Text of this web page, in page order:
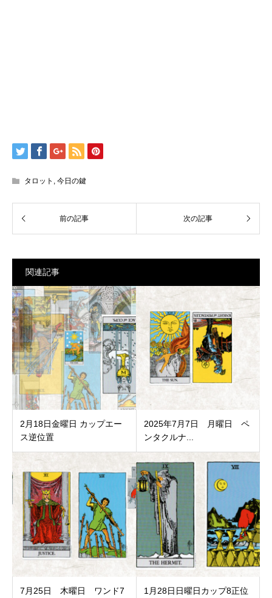
タロット , 今日の鍵
関連記事
2月18日金曜日 カップエー
ス逆位置
2025年7月7日 月曜日 ペ
ンタクルナ...
7月25日 木曜日 ワンド7
1月28日日曜日カップ8正位